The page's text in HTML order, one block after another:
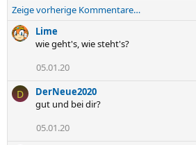
Zeige vorherige Kommentare…
Lime
wie geht's, wie steht's?
05.01.20
D
DerNeue2020
gut und bei dir?
05.01.20